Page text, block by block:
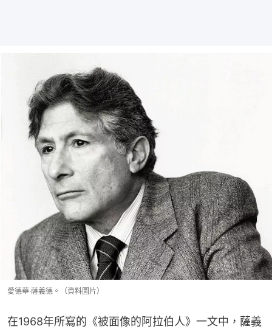
愛德華·薩義德。（資料圖片）
在1968年所寫的《被面像的阿拉伯人》一文中，薩義